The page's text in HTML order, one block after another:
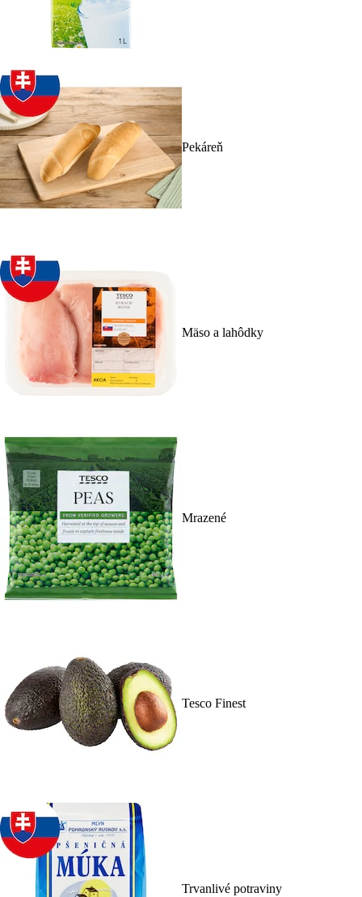
Pekáreň
Mäso a lahôdky
Mrazené
Tesco Finest
Trvanlivé potraviny